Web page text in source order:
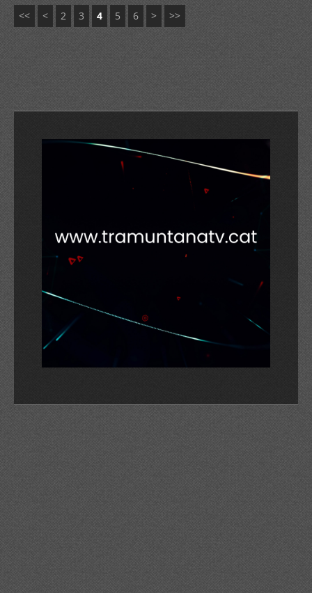
<< < 2 3 4 5 6 > >>